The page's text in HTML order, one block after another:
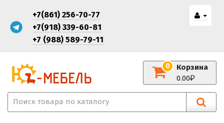
+7(861) 256-70-77
+7(918) 339-60-81
+7 (988) 589-79-11
Корзина
0
0.00